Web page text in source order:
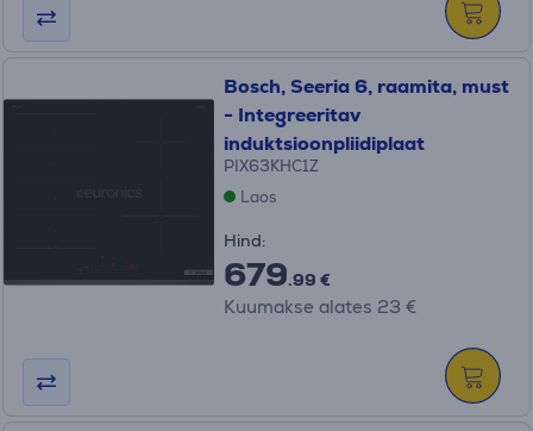
Bosch, Seeria 6, raamita, must
- Integreeritav
induktsioonpliidiplaat
PIX63KHC1Z
Laos
Hind:
679.99 €
Kuumakse alates 23 €